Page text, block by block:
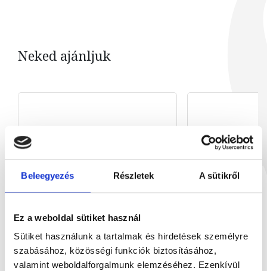
Beleegyezés Részletek A sütikről
Ez a weboldal sütiket használ
Sütiket használunk a tartalmak és hirdetések személyre
szabásához, közösségi funkciók biztosításához,
valamint weboldalforgalmunk elemzéséhez. Ezenkívül
Neked ajánljuk